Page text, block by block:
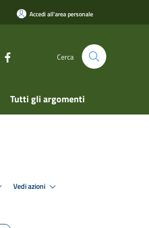
Accedi all'area personale
Cerca
Tutti gli argomenti
Vedi azioni